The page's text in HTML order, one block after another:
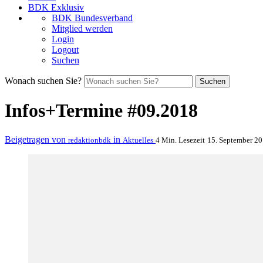
BDK Exklusiv
BDK Bundesverband
Mitglied werden
Login
Logout
Suchen
Wonach suchen Sie? Suchen
Infos+Termine #09.2018
Beigetragen von redaktionbdk in Aktuelles 4 Min. Lesezeit 15. September